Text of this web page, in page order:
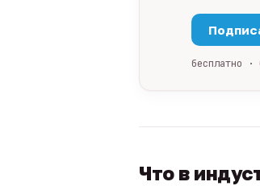
бесплатно ·
Что в